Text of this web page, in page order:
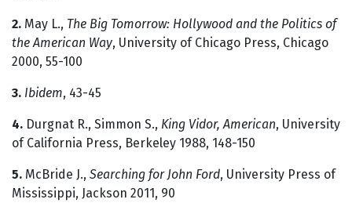
2. May L., The Big Tomorrow: Hollywood and the Politics of
the American Way, University of Chicago Press, Chicago
2000, 55-100
3. Ibidem, 43-45
4. Durgnat R., Simmon S., King Vidor, American, University
of California Press, Berkeley 1988, 148-150
5. McBride J., Searching for John Ford, University Press of
Mississippi, Jackson 2011, 90